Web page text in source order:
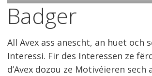
Badger
All Avex ass anescht, an huet och
Interessi. Fir des Interessen ze
d’Avex dozou ze Motivéieren sech